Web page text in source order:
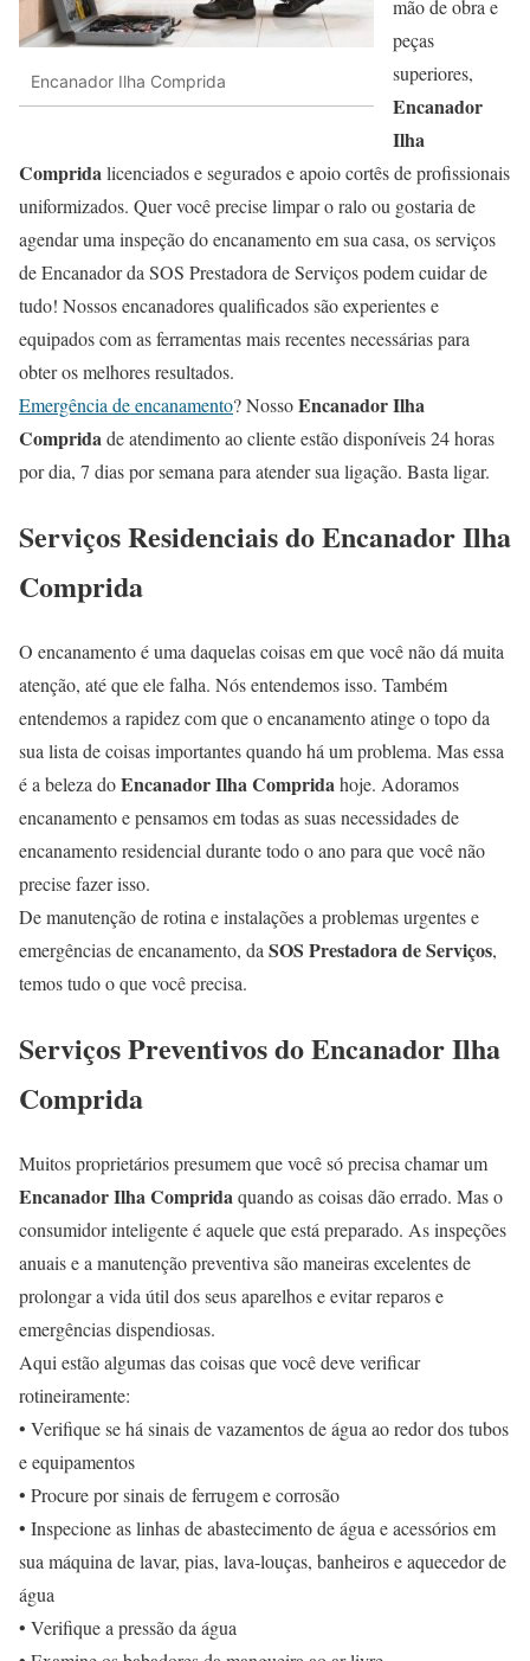
Encanador Ilha Comprida
mão de obra e
peças
superiores,
Encanador
Ilha
Compridalicenciados e segurados e apoio cortês de profissionais
uniformizados. Quer você precise limpar o ralo ou gostaria de
agendar uma inspeção do encanamento em sua casa, os serviços
de Encanador da SOS Prestadora de Serviços podem cuidar de
tudo! Nossos encanadores qualificados são experientes e
equipados com as ferramentas mais recentes necessárias para
obter os melhores resultados.
Emergência de encanamento? NossoEncanador Ilha
Compridade atendimento ao cliente estão disponíveis 24 horas
por dia, 7 dias por semana para atender sua ligação. Basta ligar.
Serviços Residenciais do Encanador Ilha
Comprida
O encanamento é uma daquelas coisas em que você não dá muita
atenção, até que ele falha. Nós entendemos isso. Também
entendemos a rapidez com que o encanamento atinge o topo da
sua lista de coisas importantes quando há um problema. Mas essa
é a beleza doEncanador Ilha Compridahoje. Adoramos
encanamento e pensamos em todas as suas necessidades de
encanamento residencial durante todo o ano para que você não
precise fazer isso.
De manutenção de rotina e instalações a problemas urgentes e
emergências de encanamento, daSOS Prestadora de Serviços,
temos tudo o que você precisa.
Serviços Preventivos do Encanador Ilha
Comprida
Muitos proprietários presumem que você só precisa chamar um
Encanador Ilha Compridaquando as coisas dão errado. Mas o
consumidor inteligente é aquele que está preparado. As inspeções
anuais e a manutenção preventiva são maneiras excelentes de
prolongar a vida útil dos seus aparelhos e evitar reparos e
emergências dispendiosas.
Aqui estão algumas das coisas que você deve verificar
rotineiramente:
• Verifique se há sinais de vazamentos de água ao redor dos tubos
e equipamentos
• Procure por sinais de ferrugem e corrosão
• Inspecione as linhas de abastecimento de água e acessórios em
sua máquina de lavar, pias, lava-louças, banheiros e aquecedor de
água
• Verifique a pressão da água